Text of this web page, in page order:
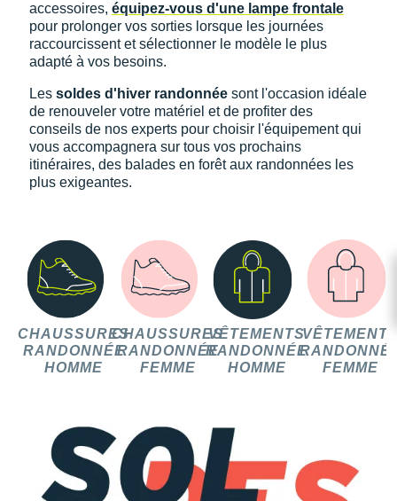
accessoires, équipez-vous d'une lampe frontale
pour prolonger vos sorties lorsque les journées
raccourcissent et sélectionner le modèle le plus
adapté à vos besoins.
Les soldes d'hiver randonnée sont l'occasion idéale
de renouveler votre matériel et de profiter des
conseils de nos experts pour choisir l'équipement qui
vous accompagnera sur tous vos prochains
itinéraires, des balades en forêt aux randonnées les
plus exigeantes.
CHAUSSURES
RANDONNÉE
HOMME
CHAUSSURES
RANDONNÉE
FEMME
VÊTEMENTS
RANDONNÉE
HOMME
FEMME